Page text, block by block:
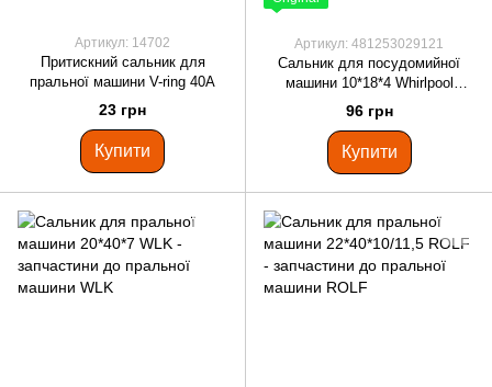
Артикул: 14702
Притискний сальник для
пральної машини V-ring 40A
23 грн
Купити
Артикул: 481253029121
Сальник для посудомийної
машини 10*18*4 Whirlpool
481253029121
96 грн
Купити